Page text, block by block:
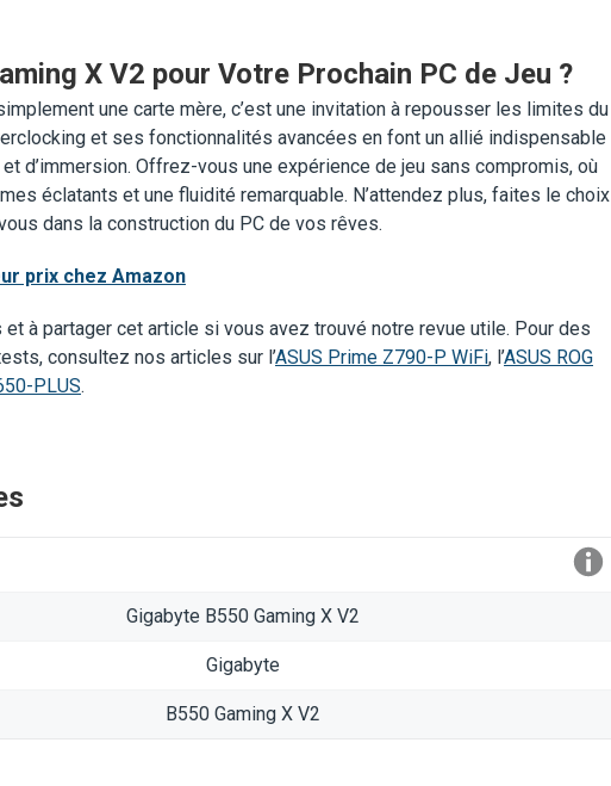
X V2 pour Votre Prochain PC de Jeu ?
une carte mère, c’est une invitation à repousser les limites du
et ses fonctionnalités avancées en font un allié indispensable
d’immersion. Offrez-vous une expérience de jeu sans compromis, où
éclatants et une fluidité remarquable. N’attendez plus, faites le choix
dans la construction du PC de vos rêves.
prix chez Amazon
à partager cet article si vous avez trouvé notre revue utile. Pour des
consultez nos articles sur l’ASUS Prime Z790-P WiFi, l’ASUS ROG
PLUS.
Gigabyte B550 Gaming X V2
Gigabyte
B550 Gaming X V2